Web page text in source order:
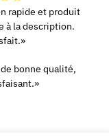
rapide et produit
à la description.
bonne qualité,